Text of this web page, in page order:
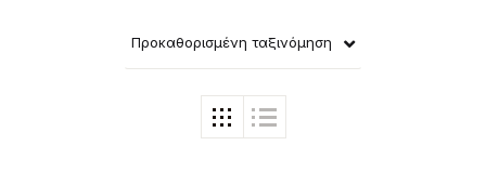
Προκαθορισμένη ταξινόμηση